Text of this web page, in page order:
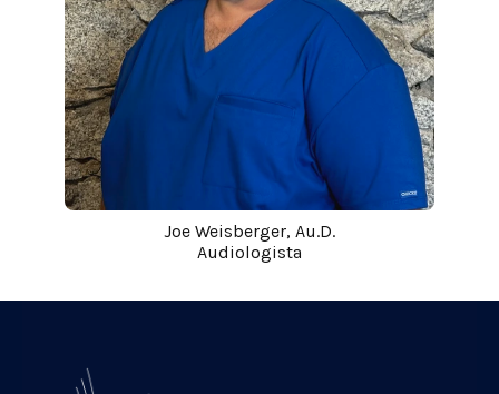
Joe Weisberger, Au.D.
Audiologista